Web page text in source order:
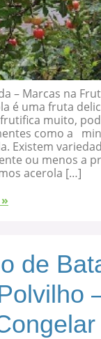
– Marcas na
é uma fruta
muito,
como a
Existem
ou menos a
acerola […]
de